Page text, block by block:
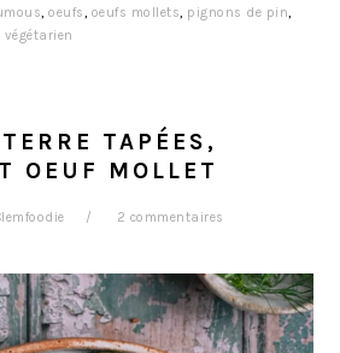
,oeufs, oeufs mollets, pignons de pin,
végétarien
TAPÉES,
OEUF MOLLET
2 commentaires